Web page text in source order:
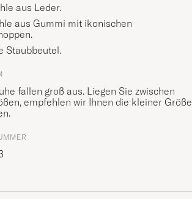
aus Leder.
aus Gummi mit ikonischen
Staubbeutel.
fallen groß aus. Liegen Sie zwischen
empfehlen wir Ihnen die kleiner Größe